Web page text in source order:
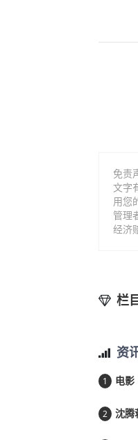
免责
文字
用您
管理
经济
栏
资
1 电影
2 沈腾